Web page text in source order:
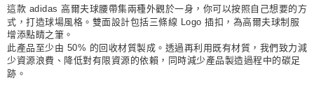
每筆NT$80，滿NT$1,500(含以上)免運費
付款後門市自取
每筆NT$80，滿NT$1,500(含以上)免運費
這款 adidas 高爾夫球腰帶集兩種外觀於一身，你可以按照自己想要的方
式，打造球場風格。雙面設計包括三條線 Logo 插扣，為高爾夫球制服
增添點睛之筆。
此產品至少由 50% 的回收材質製成。透過再利用既有材質，我們致力減
少資源浪費、降低對有限資源的依賴，同時減少產品製造過程中的碳足
跡。